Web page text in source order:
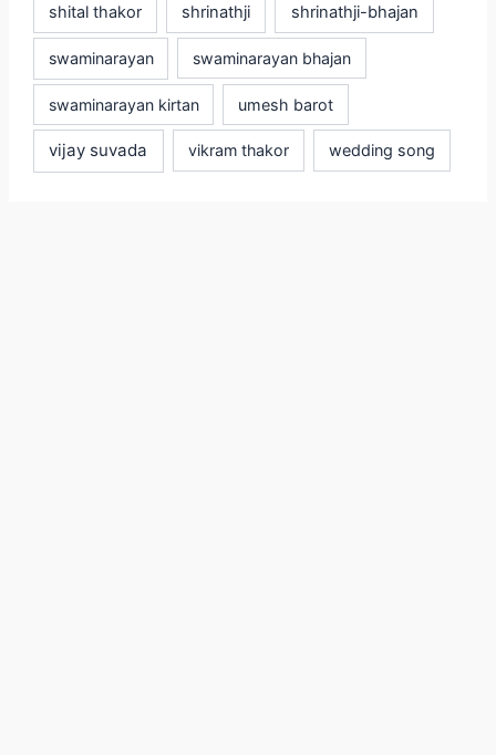
shital thakor shrinathji shrinathji-bhajan
swaminarayan swaminarayan bhajan
swaminarayan kirtan umesh barot
vijay suvada vikram thakor wedding song